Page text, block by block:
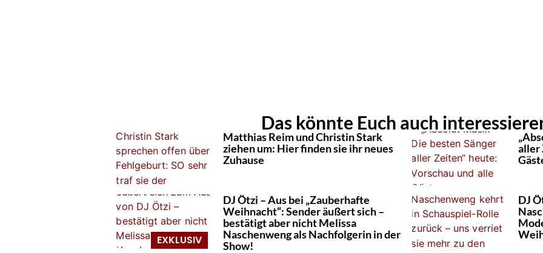
Das könnte Euch auch
Matthias Reim und Christin Stark
ziehen um: Hier finden sie ihr neues
Zuhause
aller
DJ Ötzi – Aus bei „Zauberhafte
Weihnacht“: Sender äußert sich –
bestätigt aber nicht Melissa
Naschenweng als Nachfolgerin in der
Show!
DJ